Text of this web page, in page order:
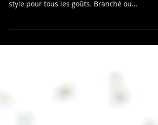
Créez un superbe blog
Choisissez parmi 8 superbes mises en page
style pour tous les goûts. Branché ou